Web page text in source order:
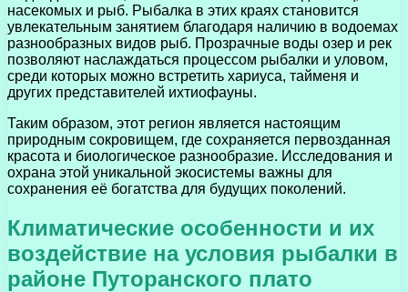
насекомых и рыб. Рыбалка в этих краях становится
увлекательным занятием благодаря наличию в водоемах
разнообразных видов рыб. Прозрачные воды озер и рек
позволяют наслаждаться процессом рыбалки и уловом,
среди которых можно встретить хариуса, тайменя и
других представителей ихтиофауны.
Таким образом, этот регион является настоящим
природным сокровищем, где сохраняется первозданная
красота и биологическое разнообразие. Исследования и
охрана этой уникальной экосистемы важны для
сохранения её богатства для будущих поколений.
Климатические особенности и их
воздействие на условия рыбалки в
районе Путоранского плато